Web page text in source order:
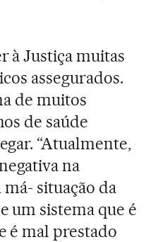
à Justiça muitas
assegurados.
de muitos
de saúde
“Atualmente,
na
situação da
um sistema que é
é mal prestado